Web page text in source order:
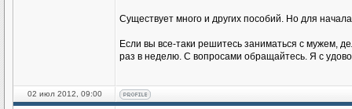
Существует много и других пособий. Но для
Если вы все-таки решитесь заниматься с мужем,
раз в неделю. С вопросами обращайтесь. Я с
02 июл 2012, 09:00